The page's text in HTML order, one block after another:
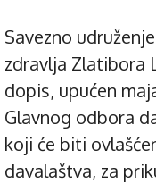
Savezno
zdravlja Zlatibora
dopis, upućen
Glavnog odbora
koji će biti
davalaštva, za